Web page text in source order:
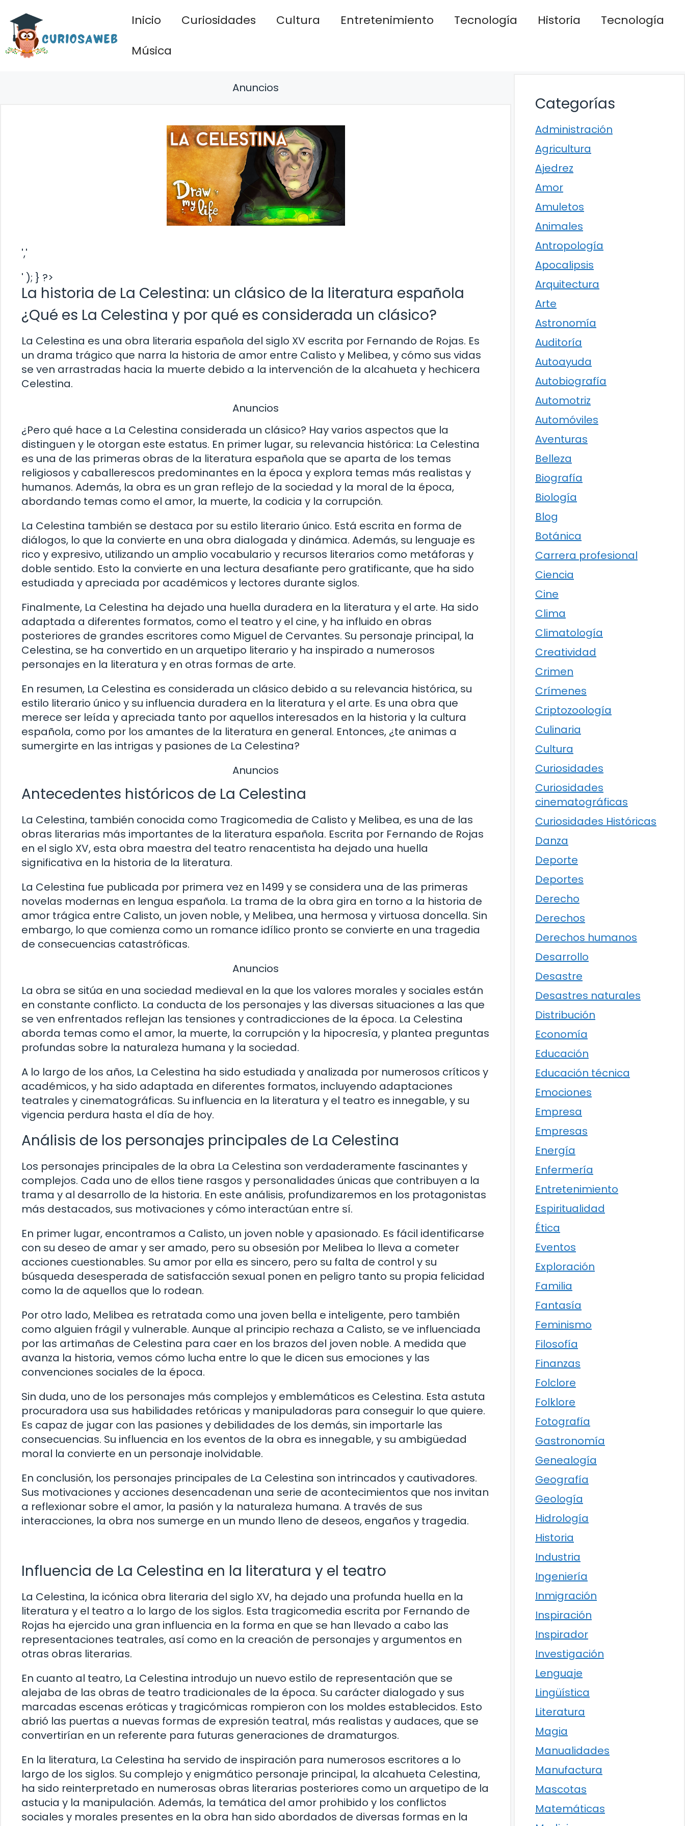
contenido
Inicio Curiosidades Cultura Entretenimiento Tecnología Historia
Tecnología
Música
Anuncios
','
' ); } ?>
La historia de La Celestina: un clásico de la literatura española
¿Qué es La Celestina y por qué es considerada un clásico?
La Celestina es una obra literaria española del siglo XV escrita por Fernando de Rojas. Es
un drama trágico que narra la historia de amor entre Calisto y Melibea, y cómo sus vidas
se ven arrastradas hacia la muerte debido a la intervención de la alcahueta y hechicera
Celestina.
Anuncios
¿Pero qué hace a La Celestina considerada un clásico? Hay varios aspectos que la
distinguen y le otorgan este estatus. En primer lugar, su relevancia histórica: La Celestina
es una de las primeras obras de la literatura española que se aparta de los temas
religiosos y caballerescos predominantes en la época y explora temas más realistas y
humanos. Además, la obra es un gran reflejo de la sociedad y la moral de la época,
abordando temas como el amor, la muerte, la codicia y la corrupción.
La Celestina también se destaca por su estilo literario único. Está escrita en forma de
diálogos, lo que la convierte en una obra dialogada y dinámica. Además, su lenguaje es
rico y expresivo, utilizando un amplio vocabulario y recursos literarios como metáforas y
doble sentido. Esto la convierte en una lectura desafiante pero gratificante, que ha sido
estudiada y apreciada por académicos y lectores durante siglos.
Finalmente, La Celestina ha dejado una huella duradera en la literatura y el arte. Ha sido
adaptada a diferentes formatos, como el teatro y el cine, y ha influido en obras
posteriores de grandes escritores como Miguel de Cervantes. Su personaje principal, la
Celestina, se ha convertido en un arquetipo literario y ha inspirado a numerosos
personajes en la literatura y en otras formas de arte.
En resumen, La Celestina es considerada un clásico debido a su relevancia histórica, su
estilo literario único y su influencia duradera en la literatura y el arte. Es una obra que
merece ser leída y apreciada tanto por aquellos interesados en la historia y la cultura
española, como por los amantes de la literatura en general. Entonces, ¿te animas a
sumergirte en las intrigas y pasiones de La Celestina?
Anuncios
Antecedentes históricos de La Celestina
La Celestina, también conocida como Tragicomedia de Calisto y Melibea, es una de las
obras literarias más importantes de la literatura española. Escrita por Fernando de Rojas
en el siglo XV, esta obra maestra del teatro renacentista ha dejado una huella
significativa en la historia de la literatura.
La Celestina fue publicada por primera vez en 1499 y se considera una de las primeras
novelas modernas en lengua española. La trama de la obra gira en torno a la historia de
amor trágica entre Calisto, un joven noble, y Melibea, una hermosa y virtuosa doncella. Sin
embargo, lo que comienza como un romance idílico pronto se convierte en una tragedia
de consecuencias catastróficas.
Anuncios
La obra se sitúa en una sociedad medieval en la que los valores morales y sociales están
en constante conflicto. La conducta de los personajes y las diversas situaciones a las que
se ven enfrentados reflejan las tensiones y contradicciones de la época. La Celestina
aborda temas como el amor, la muerte, la corrupción y la hipocresía, y plantea preguntas
profundas sobre la naturaleza humana y la sociedad.
A lo largo de los años, La Celestina ha sido estudiada y analizada por numerosos críticos y
académicos, y ha sido adaptada en diferentes formatos, incluyendo adaptaciones
teatrales y cinematográficas. Su influencia en la literatura y el teatro es innegable, y su
vigencia perdura hasta el día de hoy.
Análisis de los personajes principales de La Celestina
Los personajes principales de la obra La Celestina son verdaderamente fascinantes y
complejos. Cada uno de ellos tiene rasgos y personalidades únicas que contribuyen a la
trama y al desarrollo de la historia. En este análisis, profundizaremos en los protagonistas
más destacados, sus motivaciones y cómo interactúan entre sí.
En primer lugar, encontramos a Calisto, un joven noble y apasionado. Es fácil identificarse
con su deseo de amar y ser amado, pero su obsesión por Melibea lo lleva a cometer
acciones cuestionables. Su amor por ella es sincero, pero su falta de control y su
búsqueda desesperada de satisfacción sexual ponen en peligro tanto su propia felicidad
como la de aquellos que lo rodean.
Por otro lado, Melibea es retratada como una joven bella e inteligente, pero también
como alguien frágil y vulnerable. Aunque al principio rechaza a Calisto, se ve influenciada
por las artimañas de Celestina para caer en los brazos del joven noble. A medida que
avanza la historia, vemos cómo lucha entre lo que le dicen sus emociones y las
convenciones sociales de la época.
Sin duda, uno de los personajes más complejos y emblemáticos es Celestina. Esta astuta
procuradora usa sus habilidades retóricas y manipuladoras para conseguir lo que quiere.
Es capaz de jugar con las pasiones y debilidades de los demás, sin importarle las
consecuencias. Su influencia en los eventos de la obra es innegable, y su ambigüedad
moral la convierte en un personaje inolvidable.
En conclusión, los personajes principales de La Celestina son intrincados y cautivadores.
Sus motivaciones y acciones desencadenan una serie de acontecimientos que nos invitan
a reflexionar sobre el amor, la pasión y la naturaleza humana. A través de sus
interacciones, la obra nos sumerge en un mundo lleno de deseos, engaños y tragedia.
Influencia de La Celestina en la literatura y el teatro
La Celestina, la icónica obra literaria del siglo XV, ha dejado una profunda huella en la
literatura y el teatro a lo largo de los siglos. Esta tragicomedia escrita por Fernando de
Rojas ha ejercido una gran influencia en la forma en que se han llevado a cabo las
representaciones teatrales, así como en la creación de personajes y argumentos en
otras obras literarias.
En cuanto al teatro, La Celestina introdujo un nuevo estilo de representación que se
alejaba de las obras de teatro tradicionales de la época. Su carácter dialogado y sus
marcadas escenas eróticas y tragicómicas rompieron con los moldes establecidos. Esto
abrió las puertas a nuevas formas de expresión teatral, más realistas y audaces, que se
convertirían en un referente para futuras generaciones de dramaturgos.
En la literatura, La Celestina ha servido de inspiración para numerosos escritores a lo
largo de los siglos. Su complejo y enigmático personaje principal, la alcahueta Celestina,
ha sido reinterpretado en numerosas obras literarias posteriores como un arquetipo de la
astucia y la manipulación. Además, la temática del amor prohibido y los conflictos
sociales y morales presentes en la obra han sido abordados de diversas formas en la
Categorías
Administración
Agricultura
Ajedrez
Amor
Amuletos
Animales
Antropología
Apocalipsis
Arquitectura
Arte
Astronomía
Auditoría
Autoayuda
Autobiografía
Automotriz
Automóviles
Aventuras
Belleza
Biografía
Biología
Blog
Botánica
Carrera profesional
Ciencia
Cine
Clima
Climatología
Creatividad
Crimen
Crímenes
Criptozoología
Culinaria
Cultura
Curiosidades
Curiosidades
cinematográficas
Curiosidades Históricas
Danza
Deporte
Deportes
Derecho
Derechos
Derechos humanos
Desarrollo
Desastre
Desastres naturales
Distribución
Economía
Educación
Educación técnica
Emociones
Empresa
Empresas
Energía
Enfermería
Entretenimiento
Espiritualidad
Ética
Eventos
Exploración
Familia
Fantasía
Feminismo
Filosofía
Finanzas
Folclore
Folklore
Fotografía
Gastronomía
Genealogía
Geografía
Geología
Hidrología
Historia
Industria
Ingeniería
Inmigración
Inspiración
Inspirador
Investigación
Lenguaje
Lingüística
Literatura
Magia
Manualidades
Manufactura
Mascotas
Matemáticas